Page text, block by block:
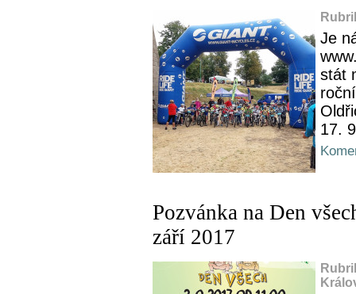
Je
stát
17.
Pozvánka na Den
září 2017